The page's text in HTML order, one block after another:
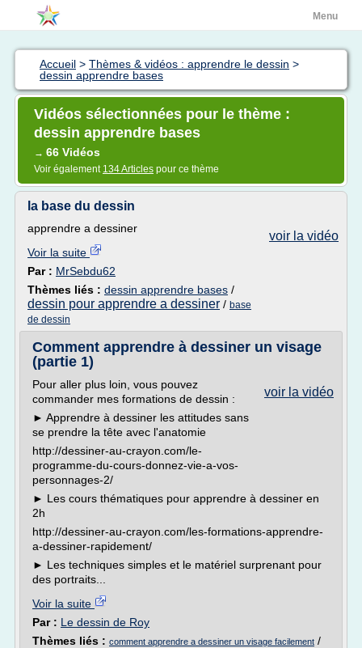
Menu
Accueil > Thèmes & vidéos : apprendre le dessin >
dessin apprendre bases
Vidéos sélectionnées pour le thème :
dessin apprendre bases
→ 66 Vidéos
Voir également 134 Articles pour ce thème
la base du dessin
voir la vidéo
apprendre a dessiner
Voir la suite
Par : MrSebdu62
Thèmes liés : dessin apprendre bases /
dessin pour apprendre a dessiner / base
de dessin
Comment apprendre à dessiner un visage
(partie 1)
voir la vidéo
Pour aller plus loin, vous pouvez
commander mes formations de dessin :
► Apprendre à dessiner les attitudes sans
se prendre la tête avec l'anatomie
http://dessiner-au-crayon.com/le-
programme-du-cours-donnez-vie-a-vos-
personnages-2/
► Les cours thématiques pour apprendre à dessiner en
2h
http://dessiner-au-crayon.com/les-formations-apprendre-
a-dessiner-rapidement/
► Les techniques simples et le matériel surprenant pour
des portraits...
Voir la suite
Par : Le dessin de Roy
Thèmes liés : comment apprendre a dessiner un visage facilement /